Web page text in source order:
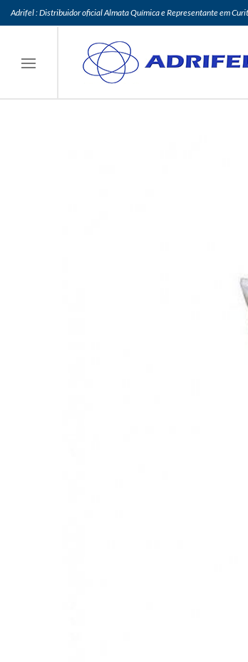
Adrifel : Distribuidor oficial Almata Química e Representante em